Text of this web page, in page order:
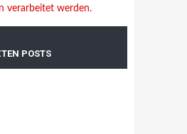
verarbeitet werden.
POSTS